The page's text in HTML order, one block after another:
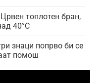
топлотен бран,
40°C
знаци попрво би се
помош